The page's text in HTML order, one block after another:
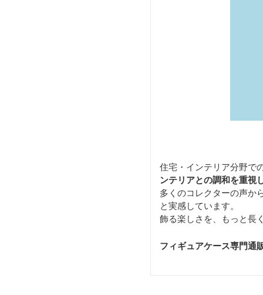
住宅・インテリア分野で
ンテリアとの調和を重視
多くのコレクターの声から
と実感しています。
飾る楽しさを、もっと長
フィギュアケース専門通